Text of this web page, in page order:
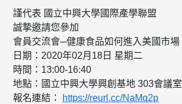
謹代表 國立中興大學國際產學聯盟
誠摯邀請您參加
會員交流會─健康食品如何進入美國市場
日期：2020年02月18日 星期二
時間：13:00-16:40
地點：國立中興大學興創基地 303會議室
報名連結：
https://reurl.cc/NaMq2p